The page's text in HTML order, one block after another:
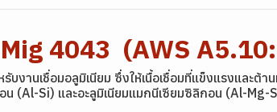
4043 (AWS
านเชื่อมอลูมิเนียม ซึ่งให้เนื้อเชื่อมที่แข็งแรงและต้า
น (Al-Si) และอะลูมิเนียมแมกนีเซียมซิลิกอน (Al-